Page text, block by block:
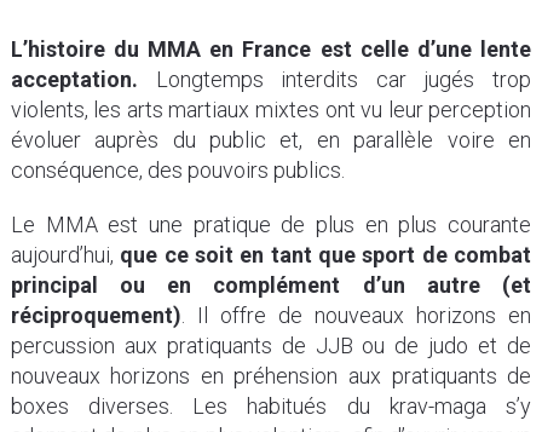
L’histoire du MMA en France est celle d’une lente
acceptation. Longtemps interdits car jugés trop
violents, les arts martiaux mixtes ont vu leur perception
évoluer auprès du public et, en parallèle voire en
conséquence, des pouvoirs publics.
Le MMA est une pratique de plus en plus courante
aujourd’hui, que ce soit en tant que sport de combat
principal ou en complément d’un autre (et
réciproquement) . Il offre de nouveaux horizons en
percussion aux pratiquants de JJB ou de judo et de
nouveaux horizons en préhension aux pratiquants de
boxes diverses. Les habitués du krav-maga s’y